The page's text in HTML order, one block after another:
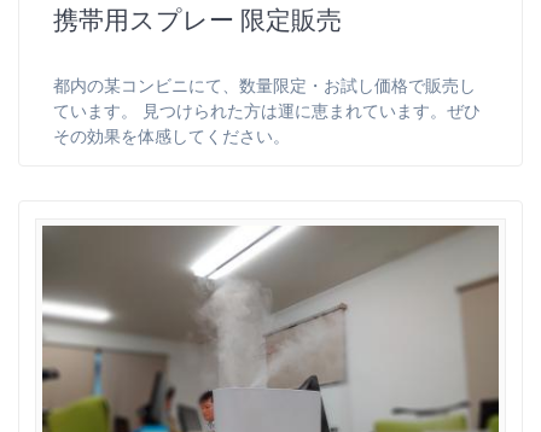
携帯用スプレー 限定販売
都内の某コンビニにて、数量限定・お試し価格で販売し
ています。 見つけられた方は運に恵まれています。ぜひ
その効果を体感してください。